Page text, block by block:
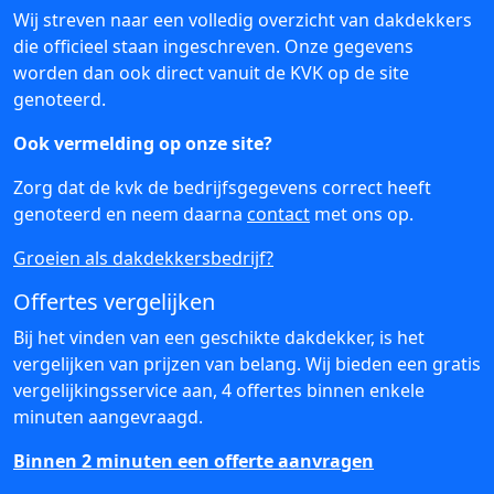
Wij streven naar een volledig overzicht van dakdekkers
die officieel staan ingeschreven. Onze gegevens
worden dan ook direct vanuit de KVK op de site
genoteerd.
Ook vermelding op onze site?
Zorg dat de kvk de bedrijfsgegevens correct heeft
genoteerd en neem daarna contact met ons op.
Groeien als dakdekkersbedrijf?
Offertes vergelijken
Bij het vinden van een geschikte dakdekker, is het
vergelijken van prijzen van belang. Wij bieden een gratis
vergelijkingsservice aan, 4 offertes binnen enkele
minuten aangevraagd.
Binnen 2 minuten een offerte aanvragen